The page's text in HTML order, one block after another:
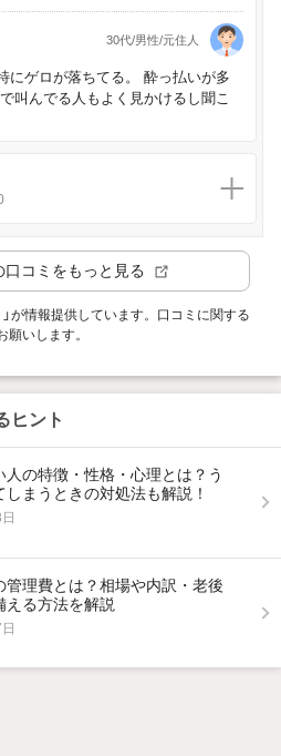
30代/男性/元住人
にゲロが落ちてる。 酔っ払いが多
叫んでる人もよく見かけるし聞こ
口コミをもっと見る
」が情報提供しています。口コミに関する
願いします。
ヒント
人の特徴・性格・心理とは？う
しまうときの対処法も解説！
管理費とは？相場や内訳・老後
える方法を解説